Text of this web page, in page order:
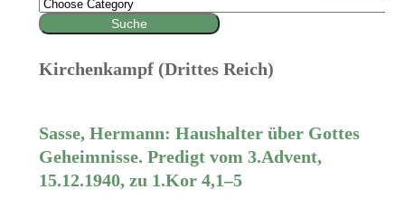
Kirchenkampf (Drittes Reich)
Sasse, Hermann: Haushalter über Gottes
Geheimnisse. Predigt vom 3.Advent,
15.12.1940, zu 1.Kor 4,1–5